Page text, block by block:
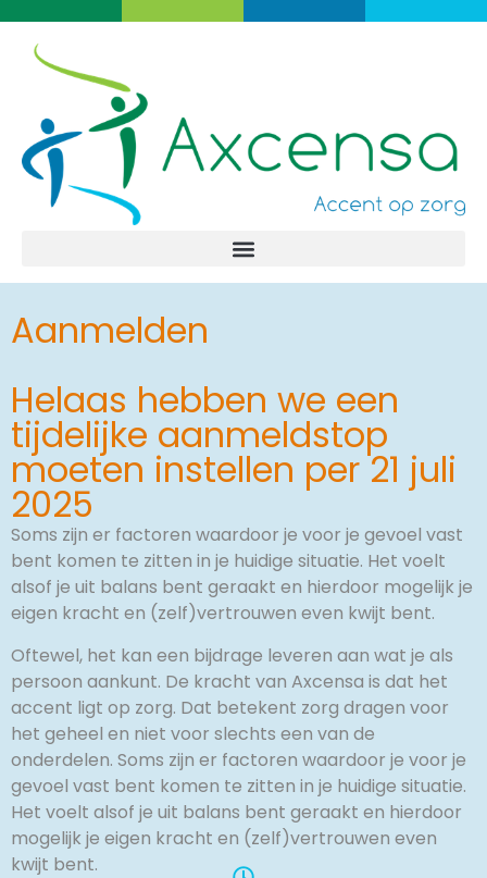
Aanmelden
Helaas hebben we een
tijdelijke aanmeldstop
moeten instellen per 21 juli
2025
Soms zijn er factoren waardoor je voor je gevoel vast
bent komen te zitten in je huidige situatie. Het voelt
alsof je uit balans bent geraakt en hierdoor mogelijk je
eigen kracht en (zelf)vertrouwen even kwijt bent.
Oftewel, het kan een bijdrage leveren aan wat je als
persoon aankunt. De kracht van Axcensa is dat het
accent ligt op zorg. Dat betekent zorg dragen voor
het geheel en niet voor slechts een van de
onderdelen. Soms zijn er factoren waardoor je voor je
gevoel vast bent komen te zitten in je huidige situatie.
Het voelt alsof je uit balans bent geraakt en hierdoor
mogelijk je eigen kracht en (zelf)vertrouwen even
kwijt bent.